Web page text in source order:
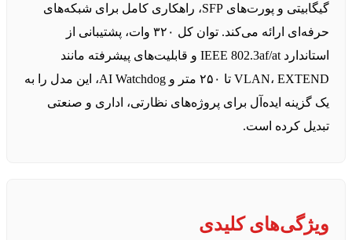
گیگابیتی و پورت‌های SFP، راهکاری کامل برای شبکه‌های
حرفه‌ای ارائه می‌کند. توان کل ۳۲۰ وات، پشتیبانی از
استاندارد IEEE 802.3af/at و قابلیت‌های پیشرفته مانند
VLAN، EXTEND تا ۲۵۰ متر و AI Watchdog، این مدل را به
یک گزینه ایده‌آل برای پروژه‌های نظارتی، اداری و صنعتی
تبدیل کرده است.
ویژگی‌های کلیدی